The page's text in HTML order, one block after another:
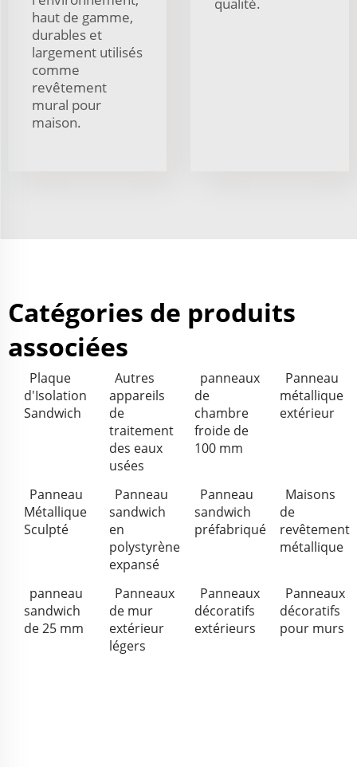
haut de gamme,
durables et
largement utilisés
comme
revêtement
mural pour
maison.
qualité.
Catégories de produits
associées
Plaque
d'Isolation
Sandwich
Autres
appareils
de
traitement
des eaux
usées
panneaux
de
chambre
froide de
100 mm
Panneau
métallique
extérieur
Panneau
Métallique
Sculpté
Panneau
sandwich
en
polystyrène
expansé
Panneau
sandwich
préfabriqué
Maisons
de
revêtement
métallique
panneau
sandwich
de 25 mm
Panneaux
de mur
extérieur
légers
Panneaux
décoratifs
extérieurs
Panneaux
décoratifs
pour murs